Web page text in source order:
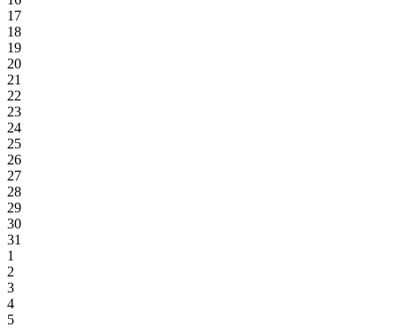
17
18
19
20
21
22
23
24
25
26
27
28
29
30
31
1
2
3
4
5